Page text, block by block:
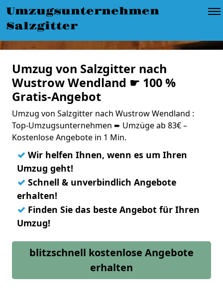
Umzugsunternehmen
Salzgitter
Umzug von Salzgitter nach
Wustrow Wendland ☛ 100 %
Gratis-Angebot
Umzug von Salzgitter nach Wustrow Wendland :
Top-Umzugsunternehmen ➨ Umzüge ab 83€ –
Kostenlose Angebote in 1 Min.
✓ Wir helfen Ihnen, wenn es um Ihren
Umzug geht!
✓ Schnell & unverbindlich Angebote
erhalten!
✓ Finden Sie das beste Angebot für Ihren
Umzug!
blitzschnell kostenlose Angebote
erhalten